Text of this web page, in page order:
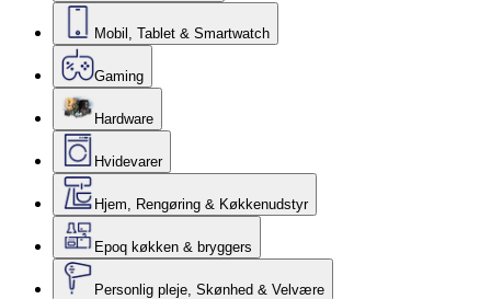
Mobil, Tablet & Smartwatch
Gaming
Hardware
Hvidevarer
Hjem, Rengøring & Køkkenudstyr
Epoq køkken & bryggers
Personlig pleje, Skønhed & Velvære